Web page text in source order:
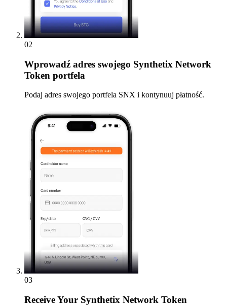
02
Wprowadź adres swojego Synthetix Network
Token portfela
Podaj adres swojego portfela SNX i kontynuuj płatność.
03
ReceiveYour Synthetix Network Token